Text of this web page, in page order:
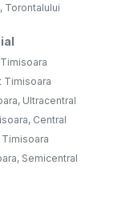
Torontalului
Timisoara
Ultracentral
Central
Semicentral